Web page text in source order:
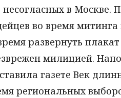
в Москве.
во время
развернуть
милицией.
газете Век
региональных